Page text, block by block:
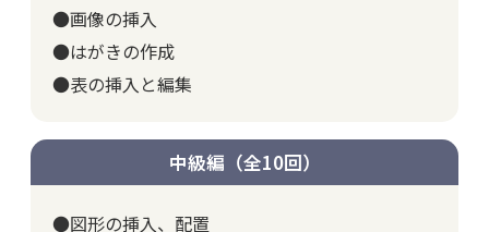
●画像の挿入
●はがきの作成
●表の挿入と編集
中級編（全10回）
●図形の挿入、配置